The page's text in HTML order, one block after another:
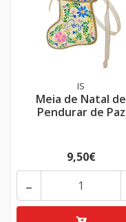
IS
Meia de Natal de
Pendurar de Paz
9,50€
-